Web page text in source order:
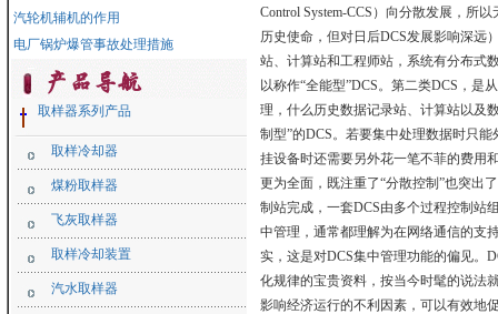
汽轮机辅机的作用
电厂锅炉爆管事故处理措施
取样器系列产品
取样冷却器
煤粉取样器
飞灰取样器
取样冷却装置
汽水取样器
Control System-CCS）向分散发展，所
历史使命，但对日后DCS发展影响深远
站、计算站和工程师站，系统有分布式
以称作“全能型”DCS。第二类DCS，
理，什么历史数据记录站、计算站以及
制型”的DCS。若要集中处理数据时只
挂设备时还需要另外花一笔不菲的费用
更为全面，既注重了“分散控制”也突出
制站完成，一套DCS由多个过程控制站
中管理，通常都理解为在网络通信的支
实，这是对DCS集中管理功能的偏见。
化规律的宝贵资料，按当今时髦的说法
影响经济运行的不利因素，可以有效地